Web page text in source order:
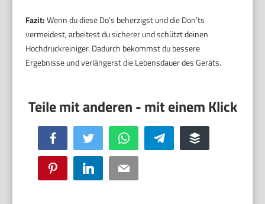
Fazit:Wenn du diese Do’s beherzigst und die Don’ts
vermeidest, arbeitest du sicherer und schützt deinen
Hochdruckreiniger. Dadurch bekommst du bessere
Ergebnisse und verlängerst die Lebensdauer des Geräts.
Facebook Twitter WhatsApp Telegram Buffer
Pinterest LinkedIn Email